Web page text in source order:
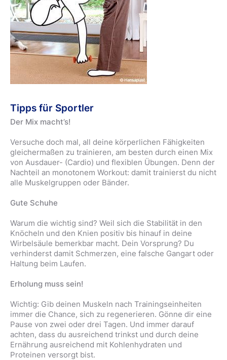
Tipps für Sportler
Der Mix macht’s!
Versuche doch mal, all deine körperlichen Fähigkeiten
gleichermaßen zu trainieren, am besten durch einen Mix
von Ausdauer- (Cardio) und flexiblen Übungen. Denn der
Nachteil an monotonem Workout: damit trainierst du nicht
alle Muskelgruppen oder Bänder.
Gute Schuhe
Warum die wichtig sind? Weil sich die Stabilität in den
Knöcheln und den Knien positiv bis hinauf in deine
Wirbelsäule bemerkbar macht. Dein Vorsprung? Du
verhinderst damit Schmerzen, eine falsche Gangart oder
Haltung beim Laufen.
Erholung muss sein!
Wichtig: Gib deinen Muskeln nach Trainingseinheiten
immer die Chance, sich zu regenerieren. Gönne dir eine
Pause von zwei oder drei Tagen. Und immer darauf
achten, dass du ausreichend trinkst und durch deine
Ernährung ausreichend mit Kohlenhydraten und
Proteinen versorgt bist.